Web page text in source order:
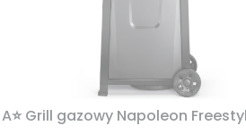
Grill gazowy Napoleon